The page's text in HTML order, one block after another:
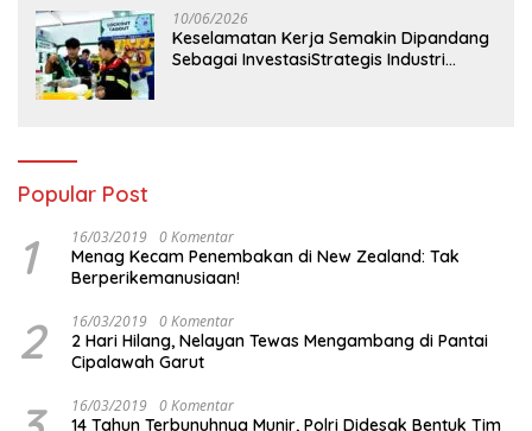
10/06/2026
Keselamatan Kerja Semakin Dipandang
Sebagai InvestasiStrategis Industri
Popular Post
1 16/03/2019 0 Komentar
Menag Kecam Penembakan di New Zealand: Tak
Berperikemanusiaan!
2 16/03/2019 0 Komentar
2 Hari Hilang, Nelayan Tewas Mengambang di Pantai
Cipalawah Garut
16/03/2019 0 Komentar
14 Tahun Terbunuhnya Munir, Polri Didesak Bentuk Tim